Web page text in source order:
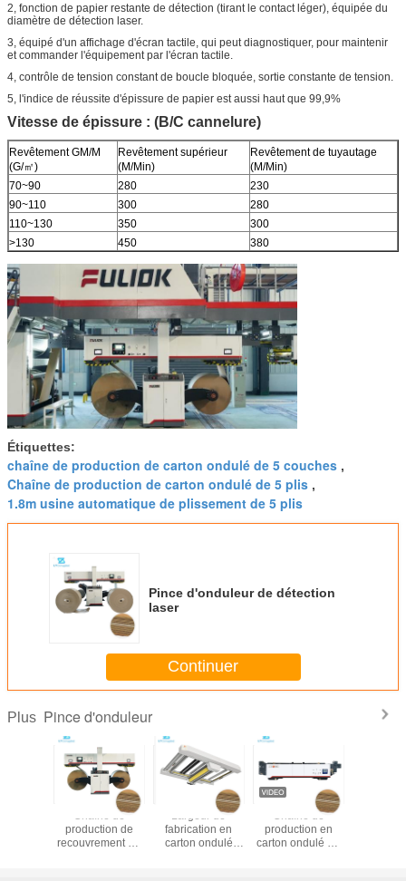
2, fonction de papier restante de détection (tirant le contact léger), équipée du
diamètre de détection laser.
3, équipé d'un affichage d'écran tactile, qui peut diagnostiquer, pour maintenir
et commander l'équipement par l'écran tactile.
4, contrôle de tension constant de boucle bloquée, sortie constante de tension.
5, l'indice de réussite d'épissure de papier est aussi haut que 99,9%
Vitesse de épissure : (B/C cannelure)
Revêtement GM/M
(G/㎡)
Revêtement supérieur
(M/Min)
Revêtement de tuyautage
(M/Min)
70~90
280
230
90~110
300
280
110~130
350
300
>130
450 380
Étiquettes:
chaîne de production de carton ondulé de 5 couches ,
Chaîne de production de carton ondulé de 5 plis ,
1.8m usine automatique de plissement de 5 plis
Pince d'onduleur de détection
laser
Continuer
Plus Pince d'onduleur
Chaîne de
production de
recouvrement de
Largeur de
fabrication en
carton ondulé
Chaîne de
production en
carton ondulé de